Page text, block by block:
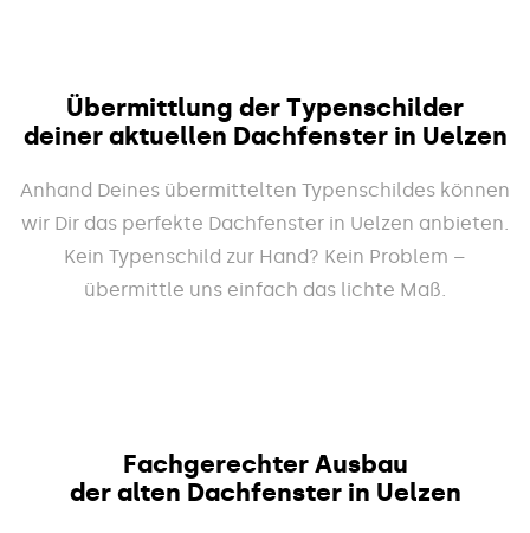
Übermittlung der Typenschilder
deiner aktuellen Dachfenster in Uelzen
Anhand Deines übermittelten Typenschildes können
wir Dir das perfekte Dachfenster in Uelzen anbieten.
Kein Typenschild zur Hand? Kein Problem –
übermittle uns einfach das lichte Maß.
Fachgerechter Ausbau
der alten Dachfenster in Uelzen